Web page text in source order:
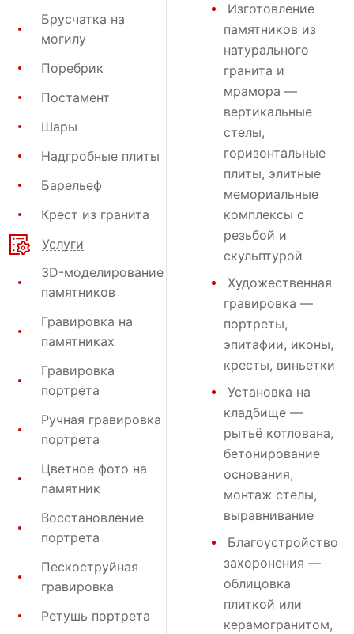
Брусчатка на
могилу
Поребрик
Постамент
Шары
Надгробные плиты
Барельеф
Крест из гранита
Услуги
3D-моделирование
памятников
Гравировка на
памятниках
Гравировка
портрета
Ручная гравировка
портрета
Цветное фото на
памятник
Восстановление
портрета
Пескоструйная
гравировка
Ретушь портрета
Изготовление
памятников из
натурального
гранита и
мрамора —
вертикальные
стелы,
горизонтальные
плиты, элитные
мемориальные
комплексы с
резьбой и
скульптурой
Художественная
гравировка —
портреты,
эпитафии, иконы,
кресты, виньетки
Установка на
кладбище —
рытьё котлована,
бетонирование
основания,
монтаж стелы,
выравнивание
Благоустройство
захоронения —
облицовка
плиткой или
керамогранитом,